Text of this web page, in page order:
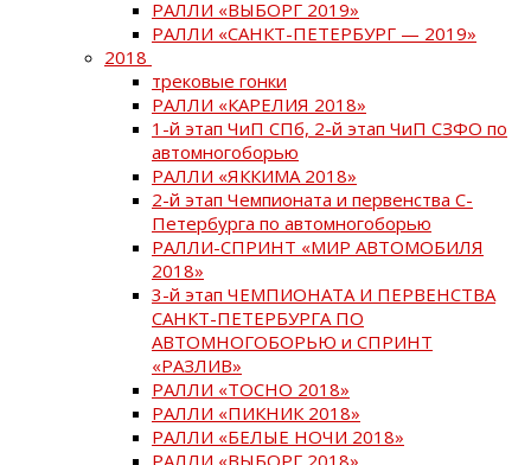
РАЛЛИ «ВЫБОРГ 2019»
РАЛЛИ «САНКТ-ПЕТЕРБУРГ — 2019»
2018
трековые гонки
РАЛЛИ «КАРЕЛИЯ 2018»
1-й этап ЧиП СПб, 2-й этап ЧиП СЗФО по
автомногоборью
РАЛЛИ «ЯККИМА 2018»
2-й этап Чемпионата и первенства С-
Петербурга по автомногоборью
РАЛЛИ-СПРИНТ «МИР АВТОМОБИЛЯ
2018»
3-й этап ЧЕМПИОНАТА И ПЕРВЕНСТВА
САНКТ-ПЕТЕРБУРГА ПО
АВТОМНОГОБОРЬЮ и СПРИНТ
«РАЗЛИВ»
РАЛЛИ «ТОСНО 2018»
РАЛЛИ «ПИКНИК 2018»
РАЛЛИ «БЕЛЫЕ НОЧИ 2018»
РАЛЛИ «ВЫБОРГ 2018»